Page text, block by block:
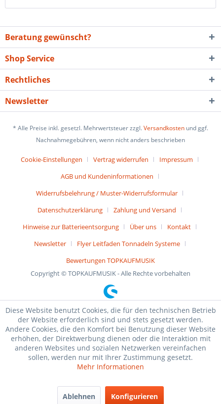
Beratung gewünscht?
Shop Service
Rechtliches
Newsletter
* Alle Preise inkl. gesetzl. Mehrwertsteuer zzgl.Versandkosten und ggf.
Nachnahmegebühren, wenn nicht anders beschrieben
Cookie-Einstellungen Vertrag widerrufen
Impressum
AGB und Kundeninformationen
Widerrufsbelehrung / Muster-Widerrufsformular
Datenschutzerklärung
Zahlung und Versand
Hinweise zur Batterieentsorgung
Über uns
Kontakt
Newsletter
Flyer Leitfaden Tonnadeln Systeme
Bewertungen TOPKAUFMUSIK
Copyright © TOPKAUFMUSIK - Alle Rechte vorbehalten
Diese Website benutzt Cookies, die für den technischen Betrieb
der Website erforderlich sind und stets gesetzt werden.
Andere Cookies, die den Komfort bei Benutzung dieser Website
erhöhen, der Direktwerbung dienen oder die Interaktion mit
anderen Websites und sozialen Netzwerken vereinfachen
sollen, werden nur mit Ihrer Zustimmung gesetzt.
Mehr Informationen
Ablehnen Konfigurieren